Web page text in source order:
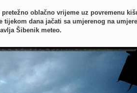
oblačno vrijeme uz povremenu
dana jačati sa umjerenog na
Šibenik meteo.